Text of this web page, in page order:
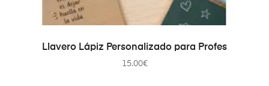
AÑADIR AL CARRITO
Llavero Lápiz Personalizado para Profes
15.00€